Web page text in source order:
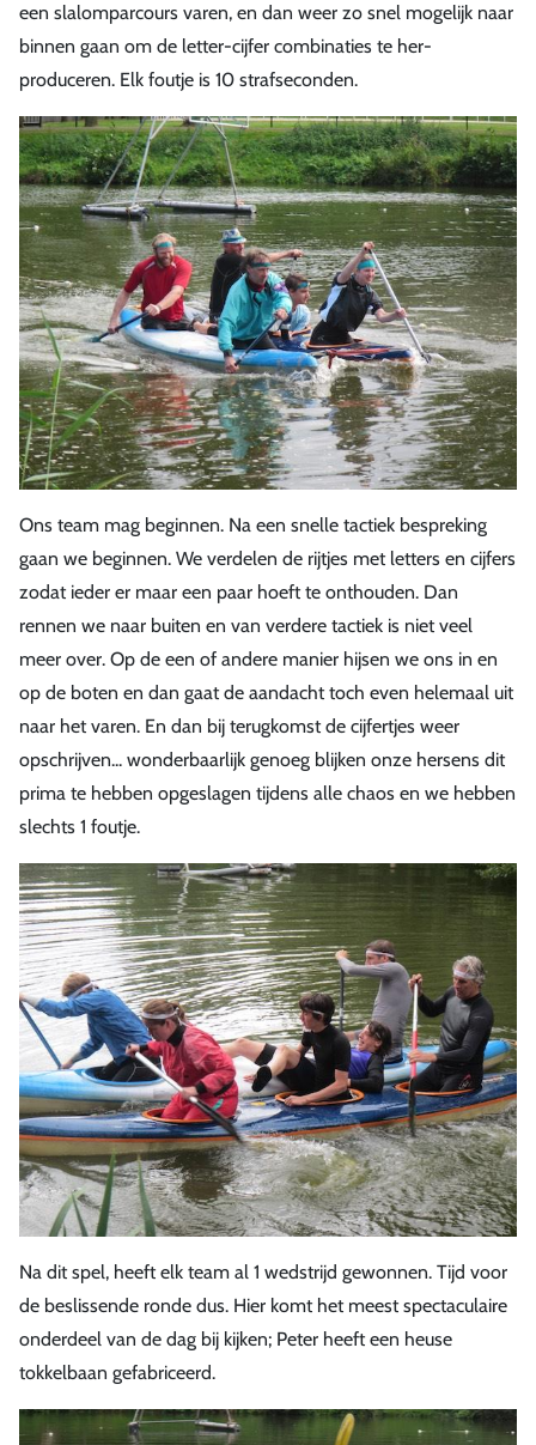
een slalomparcours varen, en dan weer zo snel mogelijk naar
binnen gaan om de letter-cijfer combinaties te her-
produceren. Elk foutje is 10 strafseconden.
Ons team mag beginnen. Na een snelle tactiek bespreking
gaan we beginnen. We verdelen de rijtjes met letters en cijfers
zodat ieder er maar een paar hoeft te onthouden. Dan
rennen we naar buiten en van verdere tactiek is niet veel
meer over. Op de een of andere manier hijsen we ons in en
op de boten en dan gaat de aandacht toch even helemaal uit
naar het varen. En dan bij terugkomst de cijfertjes weer
opschrijven... wonderbaarlijk genoeg blijken onze hersens dit
prima te hebben opgeslagen tijdens alle chaos en we hebben
slechts 1 foutje.
Na dit spel, heeft elk team al 1 wedstrijd gewonnen. Tijd voor
de beslissende ronde dus. Hier komt het meest spectaculaire
onderdeel van de dag bij kijken; Peter heeft een heuse
tokkelbaan gefabriceerd.